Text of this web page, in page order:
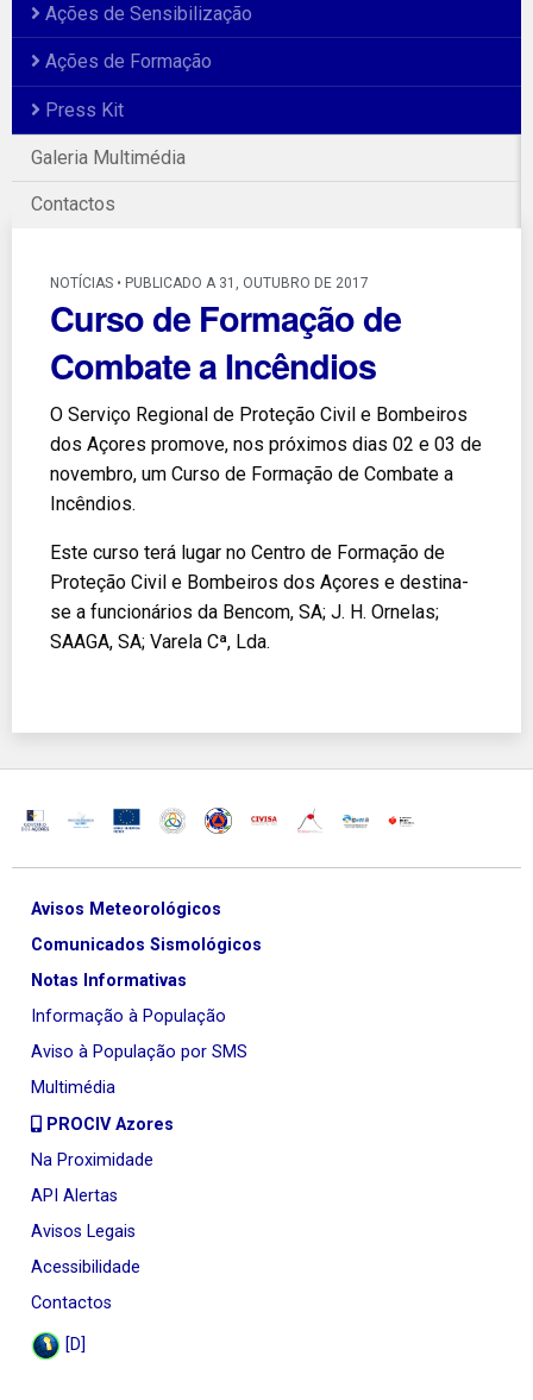
Ações de Sensibilização
Ações de Formação
Press Kit
Galeria Multimédia
Contactos
NOTÍCIAS • PUBLICADO A 31, OUTUBRO DE 2017
Curso de Formação de
Combate a Incêndios
O Serviço Regional de Proteção Civil e Bombeiros
dos Açores promove, nos próximos dias 02 e 03 de
novembro, um Curso de Formação de Combate a
Incêndios.
Este curso terá lugar no Centro de Formação de
Proteção Civil e Bombeiros dos Açores e destina-
se a funcionários da Bencom, SA; J. H. Ornelas;
SAAGA, SA; Varela Cª, Lda.
Avisos Meteorológicos
Comunicados Sismológicos
Notas Informativas
Informação à População
Aviso à População por SMS
Multimédia
PROCIV Azores
Na Proximidade
API Alertas
Avisos Legais
Acessibilidade
Contactos
[D]